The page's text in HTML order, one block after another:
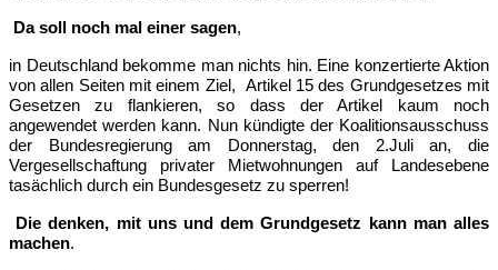
Da soll noch mal einer sagen,
in Deutschland bekomme man nichts hin. Eine konzertierte Aktion
von allen Seiten mit einem Ziel,
Artikel 15 des Grundgesetzes mit
Gesetzen zu flankieren, so dass der Artikel kaum noch
angewendet werden kann. Nun kündigte der Koalitionsausschuss
der Bundesregierung am Donnerstag, den 2.Juli an, die
Vergesellschaftung privater Mietwohnungen auf Landesebene
tasächlich durch ein Bundesgesetz zu sperren!
Die denken, mit uns und dem Grundgesetz kann man alles
machen.